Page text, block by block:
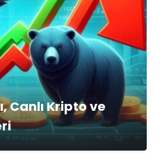
Canlı Kripto ve